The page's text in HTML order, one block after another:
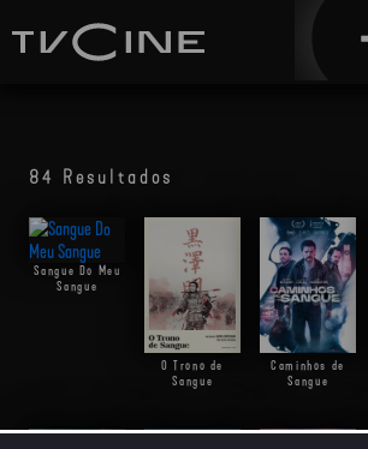
84 Resultados
Sangue Do Meu
Sangue
O Trono de
Sangue
Caminhos de
Sangue